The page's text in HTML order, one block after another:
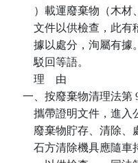
）載運廢棄物（木
文件以供檢查，此
據以處分，洵屬有
    駁回等語。
    理    由
一、按廢棄物清理法第
攜帶證明文件，進
廢棄物貯存、清除
石方清除機具應隨